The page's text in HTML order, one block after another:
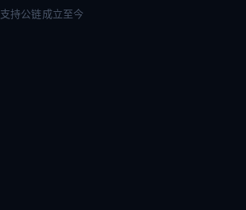
支持公链成立至今